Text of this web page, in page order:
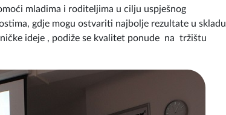
mladima i roditeljima u cilju uspješnog
gdje mogu ostvariti najbolje rezultate u skladu
ideje , podiže se kvalitet ponude na tržištu